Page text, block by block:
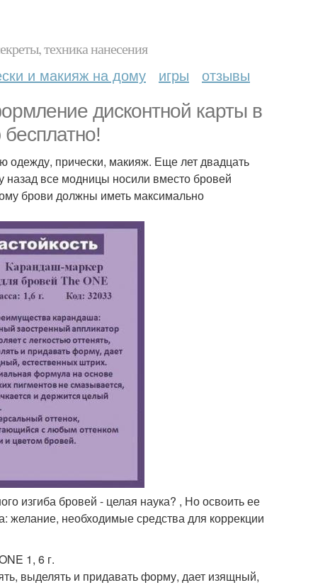
техника нанесения
и макияж на дому игры отзывы
дисконтной карты в
одежду, прически, макияж. Еще лет двадцать
назад все модницы носили вместо бровей
брови должны иметь максимально
изгиба бровей - целая наука? , Но освоить ее
желание, необходимые средства для коррекции
1, 6 г.
выделять и придавать форму, дает изящный,